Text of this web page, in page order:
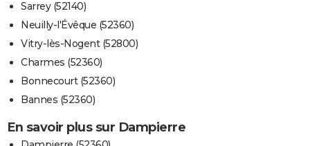
Sarrey (52140)
Neuilly-l'Évêque (52360)
Vitry-lès-Nogent (52800)
Charmes (52360)
Bonnecourt (52360)
Bannes (52360)
En savoir plus sur Dampierre